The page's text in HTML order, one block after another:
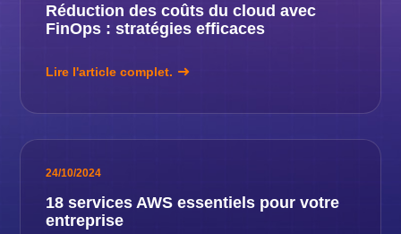
Réduction des coûts du cloud avec
FinOps : stratégies efficaces
Lire l'article complet.
24/10/2024
18 services AWS essentiels pour votre
entreprise